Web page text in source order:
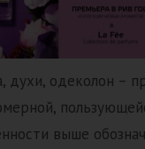
духи, одеколон –
выше